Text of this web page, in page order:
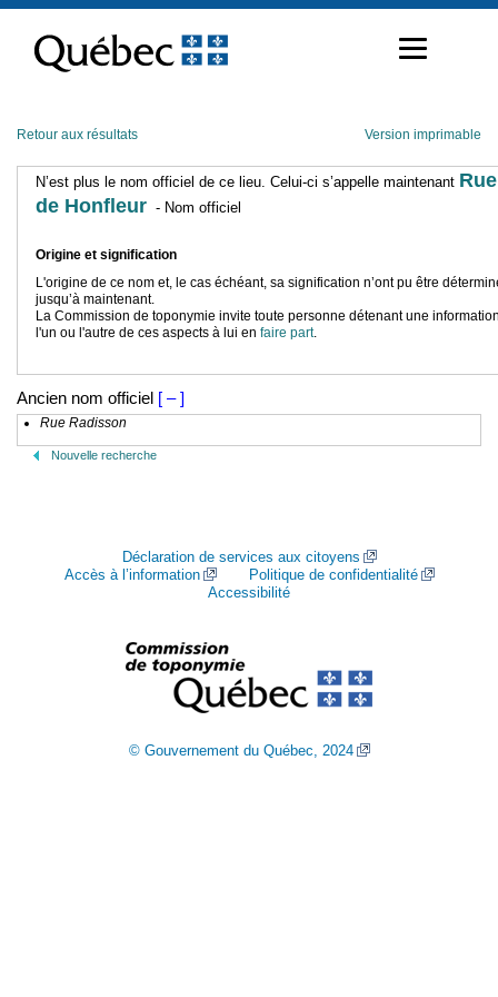
contenu
Retour aux résultats Version imprimable
N’est plus le nom officiel de ce lieu. Celui-ci s’appelle maintenant Rue
de Honfleur - Nom officiel
Origine et signification
L'origine de ce nom et, le cas échéant, sa signification n’ont pu être
jusqu’à maintenant.
La Commission de toponymie invite toute personne détenant une
l'un ou l'autre de ces aspects à lui en faire part.
Ancien nom officiel [ – ]
Rue Radisson
Nouvelle recherche
Déclaration de services aux citoyens
Accès à l’information
Politique de confidentialité
Accessibilité
© Gouvernement du Québec, 2024